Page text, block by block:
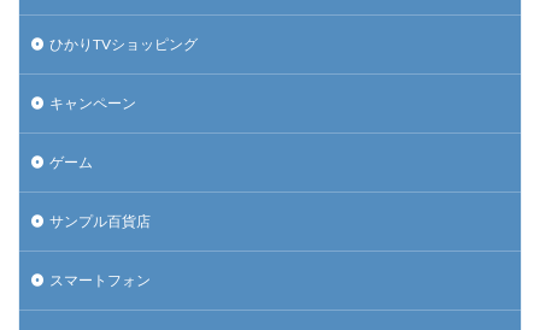
ひかりTVショッピング
キャンペーン
ゲーム
サンプル百貨店
スマートフォン